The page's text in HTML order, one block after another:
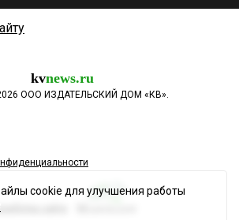
kvnews.ru
ООО ИЗДАТЕЛЬСКИЙ ДОМ «КВ».
сайта
cookie для улучшения работы